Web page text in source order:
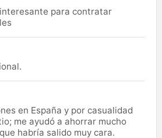
para contratar
en España y por casualidad
me ayudó a ahorrar mucho
habría salido muy cara.